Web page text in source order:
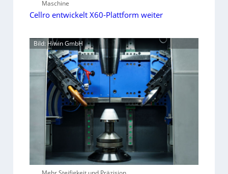
Maschine
Cellro entwickelt X60-Plattform weiter
Bild: Hiwin GmbH